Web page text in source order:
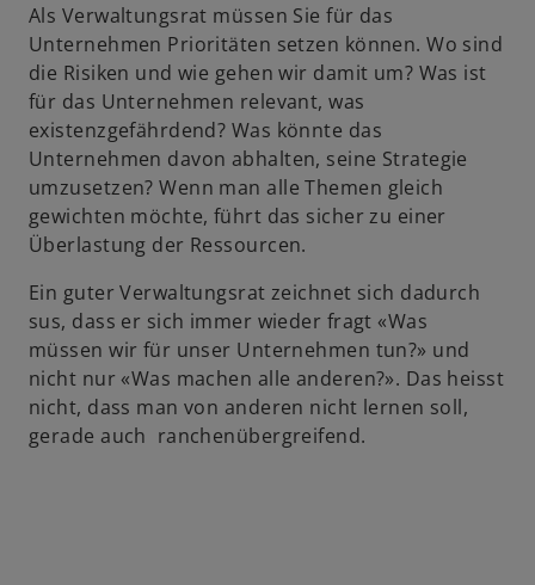
Als Verwaltungsrat müssen Sie für das
Unternehmen Prioritäten setzen können. Wo sind
die Risiken und wie gehen wir damit um? Was ist
für das Unternehmen relevant, was
existenzgefährdend? Was könnte das
Unternehmen davon abhalten, seine Strategie
umzusetzen? Wenn man alle Themen gleich
gewichten möchte, führt das sicher zu einer
Überlastung der Ressourcen.
Ein guter Verwaltungsrat zeichnet sich dadurch
sus, dass er sich immer wieder fragt «Was
müssen wir für unser Unternehmen tun?» und
nicht nur «Was machen alle anderen?». Das heisst
nicht, dass man von anderen nicht lernen soll,
gerade auch ranchenübergreifend.